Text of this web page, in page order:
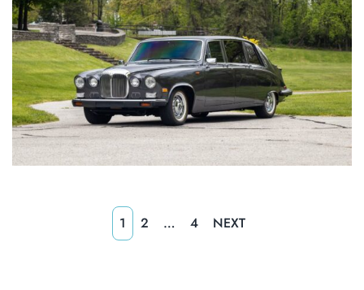
1 2 … 4 NEXT